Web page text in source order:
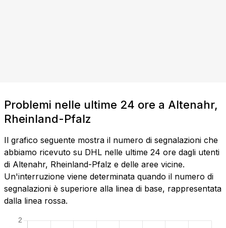
Problemi nelle ultime 24 ore a Altenahr,
Rheinland-Pfalz
Il grafico seguente mostra il numero di segnalazioni che
abbiamo ricevuto su DHL nelle ultime 24 ore dagli utenti
di Altenahr, Rheinland-Pfalz e delle aree vicine.
Un'interruzione viene determinata quando il numero di
segnalazioni è superiore alla linea di base, rappresentata
dalla linea rossa.